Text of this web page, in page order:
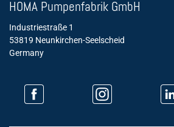
HOMA Pumpenfabrik GmbH
Industriestraße 1
53819 Neunkirchen-Seelscheid
Germany